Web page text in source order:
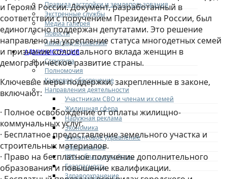
Правила застройки и землепользования
Экстренные службы
Медиа галерея
Новости
Авиаград Жуковский
АДМИНИСТРАЦИЯ
Структура
Полномочия
Кадровое обеспечение
Направления деятельности
Участникам СВО и членам их семей
Жилищная сфера
Наружная реклама
Экономика
Финансовое управление
Образование
ЖКХ и благоустройство
Безопасность
Здравоохранение
и Героям России. Документ, разработанный в
соответствии с поручением Президента России, был
единогласно поддержан депутатами. Это решение
направлено на укрепление статуса многодетных семей
и признание колоссального вклада женщин в
демографическое развитие страны.
Ключевые меры поддержки, закрепленные в законе,
включают:
· Полное освобождение от оплаты жилищно-
коммунальных услуг.
· Бесплатное предоставление земельного участка и
строительных материалов.
· Право на бесплатное получение дополнительного
образования и повышение квалификации.